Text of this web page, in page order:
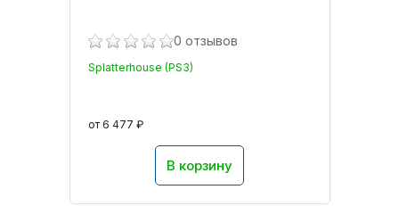
0 отзывов
Splatterhouse (PS3)
от 6 477 ₽
В корзину